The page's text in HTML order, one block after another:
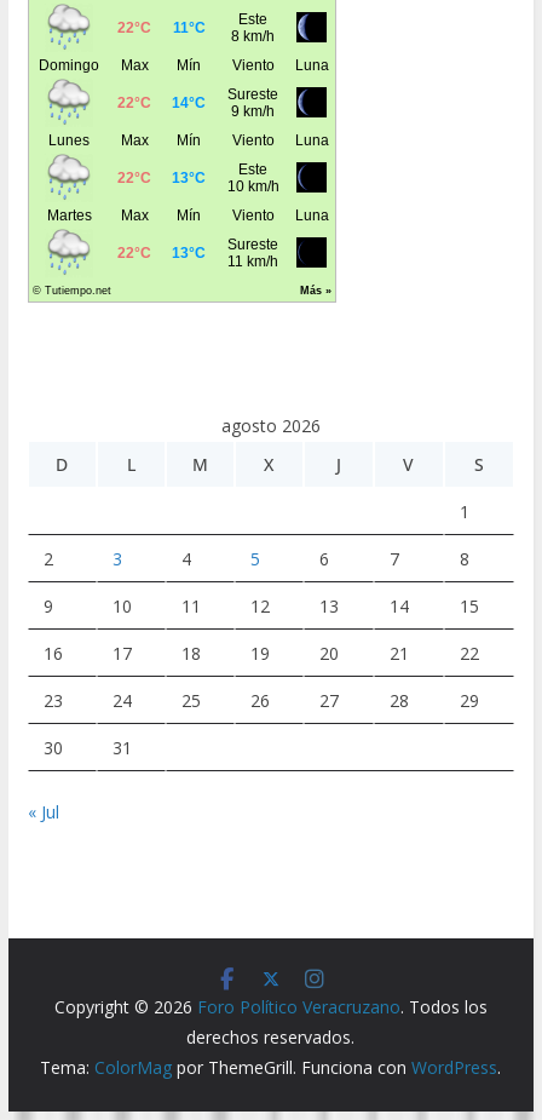
agosto 2026
D
L M X J V S
1
2 3 4 5 6 7 8
9 10 11 12 13 14 15
16 17 18 19 20 21 22
23 24 25 26 27 28 29
30 31
« Jul
Copyright © 2026 Foro Político Veracruzano. Todos los
derechos reservados.
Tema: ColorMag por ThemeGrill. Funciona conWordPress.